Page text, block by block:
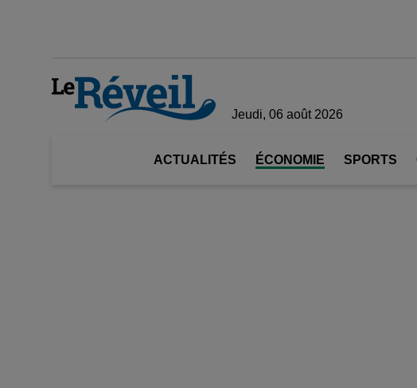
Jeudi, 06 août 2026
ACTUALITÉS ÉCONOMIE SPORTS